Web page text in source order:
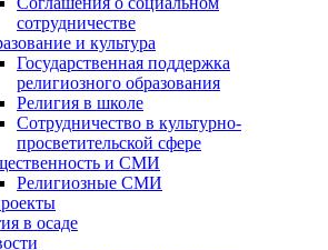
сотрудничестве
и культура
Государственная поддержка
религиозного образования
Религия в школе
Сотрудничество в культурно-
просветительской сфере
и СМИ
Религиозные СМИ
в осаде